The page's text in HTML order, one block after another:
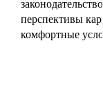
перспективы
комфортные